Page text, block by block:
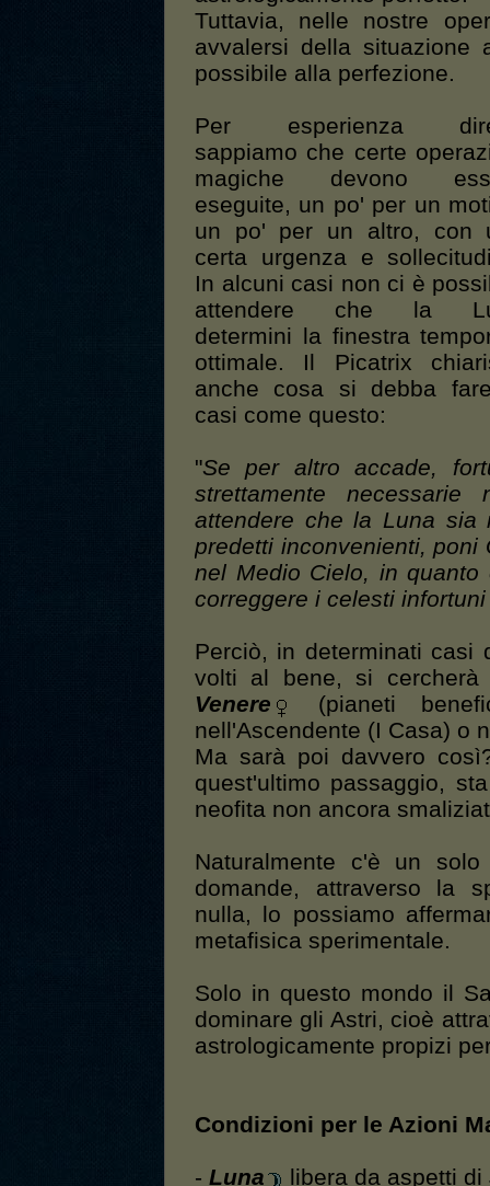
Tuttavia, nelle nostre
avvalersi della
possibile alla perfezione.
Per esperienza
sappiamo che certe
magiche devono
eseguite, un po' per un
un po' per un altro, con
certa urgenza e
In alcuni casi non ci è
attendere che la
determini la finestra
ottimale. Il Picatrix
anche cosa si debba
casi come questo:
"Se per altro accade,
strettamente
attendere che la Luna sia
predetti inconvenienti, poni
nel Medio Cielo, in
correggere i celesti
Perciò, in determinati casi
volti al bene, si
Venere
(pianeti
nell'Ascendente (I Casa) o
Ma sarà poi davvero
quest'ultimo passaggio,
neofita non ancora
Naturalmente c'è un
domande, attraverso la
nulla, lo possiamo
metafisica sperimentale.
Solo in questo mondo il
dominare gli Astri, cioè
astrologicamente propizi
Condizioni per le Azioni
- Luna libera da aspetti di